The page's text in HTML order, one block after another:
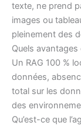
texte, ne prend
images ou
pleinement des
Quels
Un RAG 100 %
données,
total sur les
des
Qu’est-ce que